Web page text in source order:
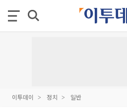
이투데이 정치 일반